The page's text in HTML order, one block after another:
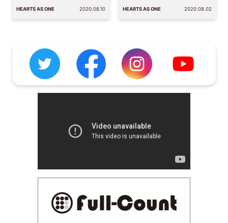
HEARTS AS ONE 2020.08.10 HEARTS AS ONE 2020.08.02